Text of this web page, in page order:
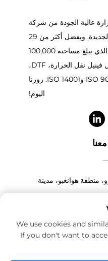
عالية الجودة من شركة
قوانغتشو هاويين لتقنية المواد الجديدة. وبفضل أكثر من 29
عامًا من الخبرة، يقدم مصنعنا الذي يبلغ مساحته 100,000
متر مربع منتجات رائعة مثل فينيل نقل الحرارة، DTF،
وفيلم PET الإطلاق. معتمد ISO 9001 وISO 14001. زورنا
اليوم!
شارع شينزو، منطقة هوانغبو، مدينة
We use cookies and
If you don't want to